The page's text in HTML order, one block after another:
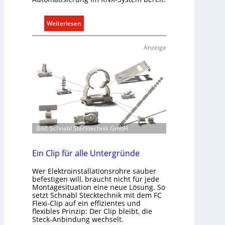
t
Weiterlesen
R
l
i
m
a
b
d
r
f
s
g
e
r
Anzeige
Bild: Schnabl Stecktechnik GmbH
Ein Clip für alle Untergründe
Wer Elektroinstallationsrohre sauber
befestigen will, braucht nicht für jede
Montagesituation eine neue Lösung. So
setzt Schnabl Stecktechnik mit dem FC
Flexi-Clip auf ein effizientes und
flexibles Prinzip: Der Clip bleibt, die
Steck-Anbindung wechselt.